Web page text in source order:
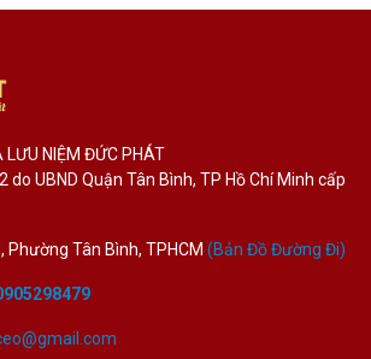
LƯU NIỆM ĐỨC PHÁT
do UBND Quận Tân Bình, TP Hồ Chí Minh cấp
Phường Tân Bình, TPHCM (Bản Đồ Đường Đi)